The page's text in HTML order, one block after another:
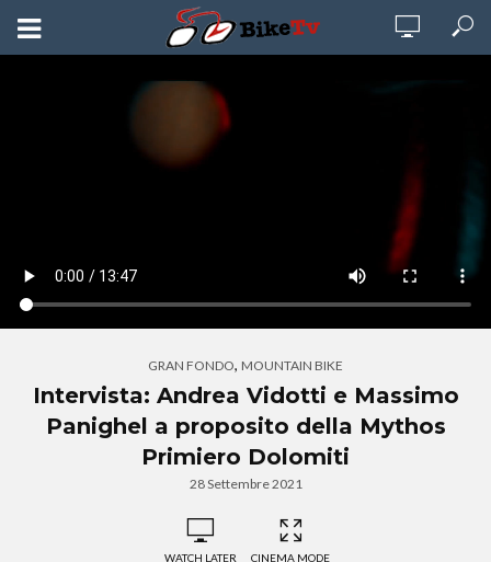
GRAN FONDO, MOUNTAIN BIKE
Intervista: Andrea Vidotti e Massimo
Panighel a proposito della Mythos
Primiero Dolomiti
28 Settembre 2021
WATCH LATER CINEMA MODE